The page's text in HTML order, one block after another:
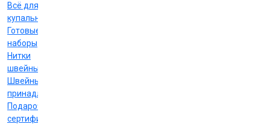
Всё для
купальников
Готовые
наборы
Нитки
швейные
Швейные
принадлежности
Подарочные
сертификаты